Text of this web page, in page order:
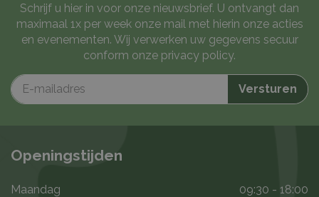
Schrijf u hier in voor onze nieuwsbrief. U ontvangt dan
maximaal 1x per week onze mail met hierin onze acties
en evenementen. Wij verwerken uw gegevens secuur
conform onze privacy policy.
Openingstijden
Maandag
09:30 - 18:00